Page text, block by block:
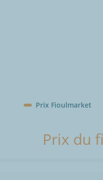
Prix Fioulmarket
Prix du